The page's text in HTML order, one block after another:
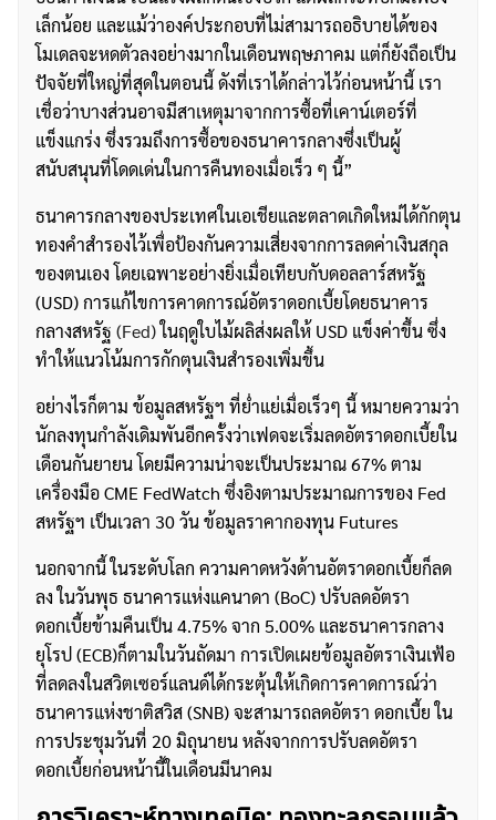
เล็กน้อย และแม้ว่าองค์ประกอบที่ไม่สามารถอธิบายได้ของ
โมเดลจะหดตัวลงอย่างมากในเดือนพฤษภาคม แต่ก็ยังถือเป็น
ปัจจัยที่ใหญ่ที่สุดในตอนนี้ ดังที่เราได้กล่าวไว้ก่อนหน้านี้ เรา
เชื่อว่าบางส่วนอาจมีสาเหตุมาจากการซื้อที่เคาน์เตอร์ที่
แข็งแกร่ง ซึ่งรวมถึงการซื้อของธนาคารกลางซึ่งเป็นผู้
สนับสนุนที่โดดเด่นในการคืนทองเมื่อเร็ว ๆ นี้”
ธนาคารกลางของประเทศในเอเชียและตลาดเกิดใหม่ได้กักตุน
ทองคำสำรองไว้เพื่อป้องกันความเสี่ยงจากการลดค่าเงินสกุล
ของตนเอง โดยเฉพาะอย่างยิ่งเมื่อเทียบกับดอลลาร์สหรัฐ
(USD) การแก้ไขการคาดการณ์อัตราดอกเบี้ยโดยธนาคาร
กลางสหรัฐ (Fed)ในฤดูใบไม้ผลิส่งผลให้ USD แข็งค่าขึ้น ซึ่ง
ทำให้แนวโน้มการกักตุนเงินสำรองเพิ่มขึ้น
อย่างไรก็ตาม ข้อมูลสหรัฐฯ ที่ย่ำแย่เมื่อเร็วๆ นี้ หมายความว่า
นักลงทุนกำลังเดิมพันอีกครั้งว่าเฟดจะเริ่มลดอัตราดอกเบี้ยใน
เดือนกันยายน โดยมีความน่าจะเป็นประมาณ 67% ตาม
เครื่องมือ CME FedWatch ซึ่งอิงตามประมาณการของ Fed
สหรัฐฯ เป็นเวลา 30 วัน ข้อมูลราคากองทุน Futures
นอกจากนี้ ในระดับโลก ความคาดหวังด้านอัตราดอกเบี้ยก็ลด
ลง ในวันพุธ ธนาคารแห่งแคนาดา (BoC) ปรับลดอัตรา
ดอกเบี้ยข้ามคืนเป็น 4.75% จาก 5.00% และธนาคารกลาง
ยุโรป (ECB)ก็ตามในวันถัดมา การเปิดเผยข้อมูลอัตราเงินเฟ้อ
ที่ลดลงในสวิตเซอร์แลนด์ได้กระตุ้นให้เกิดการคาดการณ์ว่า
ธนาคารแห่งชาติสวิส (SNB) จะสามารถลดอัตรา ดอกเบี้ย ใน
การประชุมวันที่ 20 มิถุนายน หลังจากการปรับลดอัตรา
ดอกเบี้ยก่อนหน้านี้ในเดือนมีนาคม